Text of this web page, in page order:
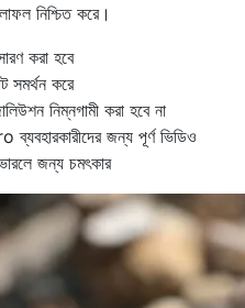
নিশ্চিত করে।
করা হবে
করে
নিম্নগামী করা হবে না
ব্যবহারকারীদের জন্য পূর্ণ ভিডিও
জন্য চমৎকার